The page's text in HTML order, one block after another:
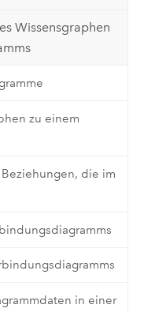
Wissensgraphen
zu einem
die im
in einer